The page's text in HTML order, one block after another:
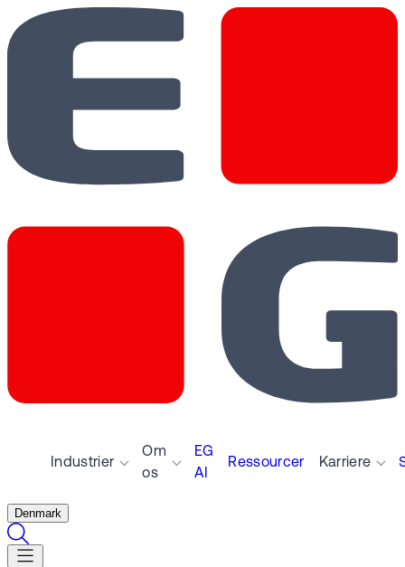
Industrier
Om
os
EG
AI
Ressourcer Karriere
Denmark